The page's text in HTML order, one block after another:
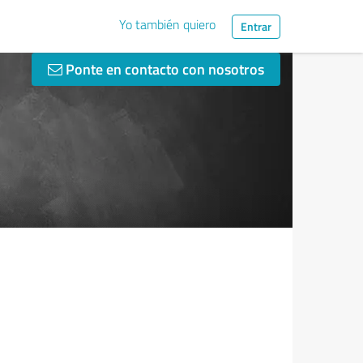
Yo también quiero Entrar
Ponte en contacto con nosotros